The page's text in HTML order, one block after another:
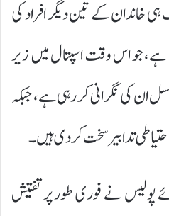
خاندان کے تین دیگر افراد کی
ہے، جو اس وقت اسپتال میں زیر
ان کی نگرانی کر رہی ہے، جبکہ
تدابیر سخت کر دی ہیں۔
پولیس نے فوری طور پر تفتیش